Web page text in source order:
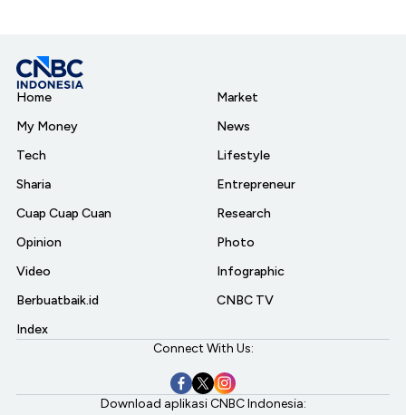
Home
My Money
Tech
Sharia
Cuap Cuap Cuan
Opinion
Video
Berbuatbaik.id
Index
Market
News
Lifestyle
Entrepreneur
Research
Photo
Infographic
CNBC TV
Connect With Us:
Download aplikasi CNBC Indonesia: